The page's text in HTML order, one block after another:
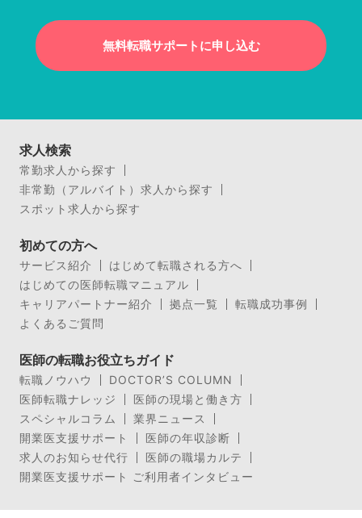
無料転職サポートに申し込む
求人検索
常勤求人から探す
非常勤（アルバイト）求人から探す
スポット求人から探す
初めての方へ
サービス紹介
はじめて転職される方へ
はじめての医師転職マニュアル
キャリアパートナー紹介
拠点一覧
転職成功事例
よくあるご質問
医師の転職お役立ちガイド
転職ノウハウ
DOCTOR’S COLUMN
医師転職ナレッジ
医師の現場と働き方
スペシャルコラム
業界ニュース
開業医支援サポート
医師の年収診断
求人のお知らせ代行
医師の職場カルテ
開業医支援サポート ご利用者インタビュー